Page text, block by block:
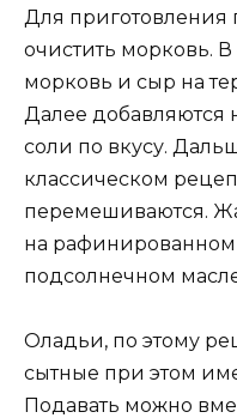
Для приготовления
очистить морковь. В
морковь и сыр на
Далее добавляются
соли по вкусу.
классическом
перемешиваются.
на
подсолнечном
Оладьи, по этому
сытные при этом
Подавать можно